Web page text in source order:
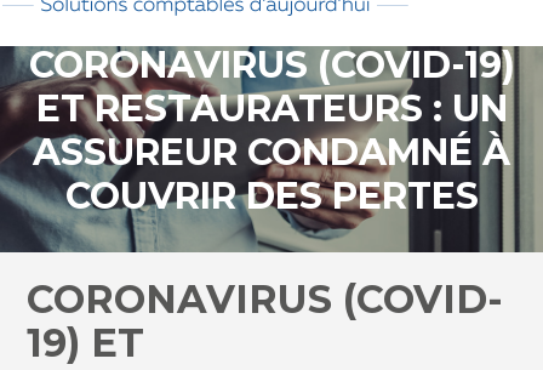
contenu
CORONAVIRUS (COVID-19)
ET RESTAURATEURS : UN
ASSUREUR CONDAMNÉ À
COUVRIR DES PERTES
D’EXPLOITATION
CORONAVIRUS (COVID-
19) ET